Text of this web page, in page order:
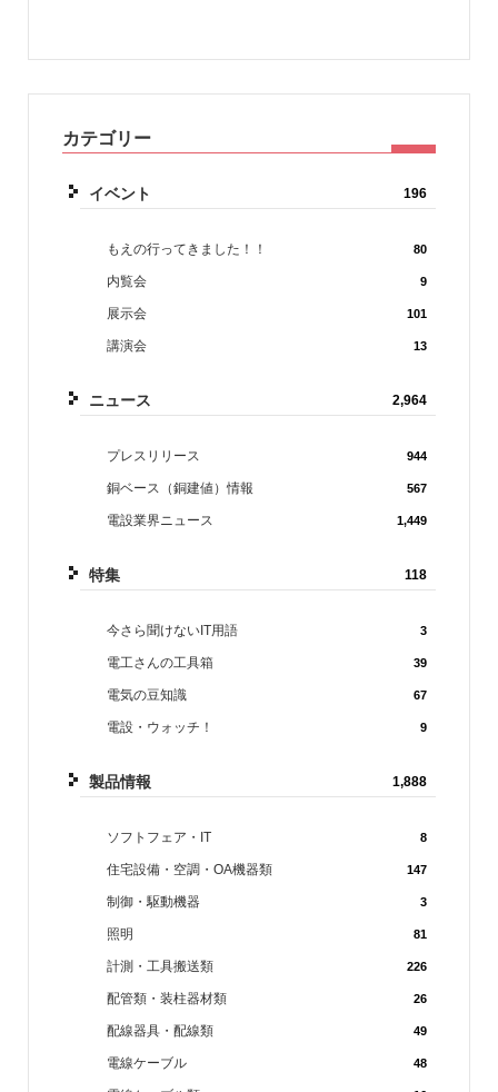
カテゴリー
イベント 196
もえの行ってきました！！ 80
内覧会 9
展示会 101
講演会 13
ニュース 2,964
プレスリリース 944
銅ベース（銅建値）情報 567
電設業界ニュース 1,449
特集 118
今さら聞けないIT用語 3
電工さんの工具箱 39
電気の豆知識 67
電設・ウォッチ！ 9
製品情報 1,888
ソフトフェア・IT 8
住宅設備・空調・OA機器類 147
制御・駆動機器 3
照明 81
計測・工具搬送類 226
配管類・装柱器材類 26
配線器具・配線類 49
電線ケーブル 48